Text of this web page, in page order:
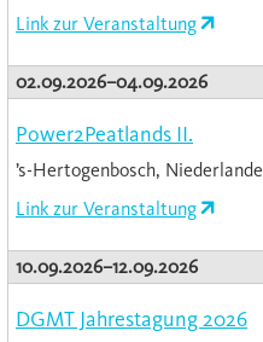
Link zur Veranstaltung
02.09.2026–04.09.2026
Power2Peatlands II.
’s-Hertogenbosch, Niederlande
Link zur Veranstaltung
10.09.2026–12.09.2026
DGMT Jahrestagung 2026